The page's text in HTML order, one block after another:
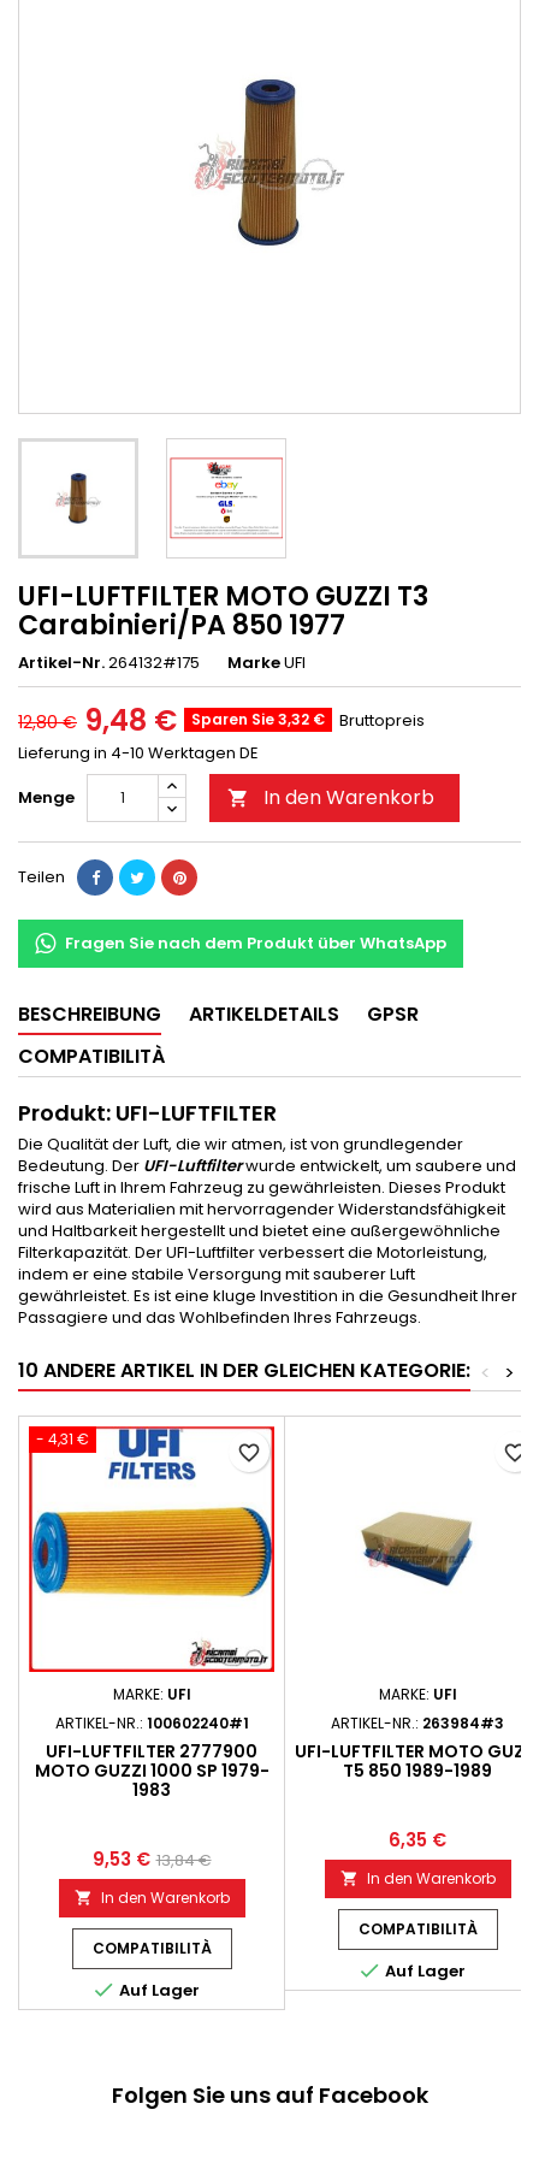
UFI-LUFTFILTER MOTO GUZZI T3
Carabinieri/PA 850 1977
Artikel-Nr.264132#175 MarkeUFI
12,80 € 9,48 € Sparen Sie 3,32 €
Bruttopreis
Lieferung in 4-10 Werktagen DE
Menge
 In den Warenkorb
Teilen
Fragen Sie nach dem Produkt über WhatsApp
BESCHREIBUNG ARTIKELDETAILS
GPSR
COMPATIBILITÀ
Produkt: UFI-LUFTFILTER
Die Qualität der Luft, die wir atmen, ist von grundlegender
Bedeutung. Der UFI-Luftfilterwurde entwickelt, um saubere und
frische Luft in Ihrem Fahrzeug zu gewährleisten. Dieses Produkt
wird aus Materialien mit hervorragender Widerstandsfähigkeit
und Haltbarkeit hergestellt und bietet eine außergewöhnliche
Filterkapazität. Der UFI-Luftfilter verbessert die Motorleistung,
indem er eine stabile Versorgung mit sauberer Luft
gewährleistet. Es ist eine kluge Investition in die Gesundheit Ihrer
Passagiere und das Wohlbefinden Ihres Fahrzeugs.
10 ANDERE ARTIKEL IN DER GLEICHEN KATEGORIE: >
<
- 4,31 €
MARKE: UFI
ARTIKEL-NR.: 100602240#1
UFI-LUFTFILTER 2777900
MOTO GUZZI 1000 SP 1979-
1983
9,53 € 13,84 €
 In den Warenkorb
COMPATIBILITÀ
 Auf Lager
favorite_border
MARKE: UFI
ARTIKEL-NR.: 263984#3
UFI-LUFTFILTER MOTO GUZZI
T5 850 1989-1989
6,35 €
 In den Warenkorb
COMPATIBILITÀ
 Auf Lager
favorite_border
Folgen Sie uns auf Facebook